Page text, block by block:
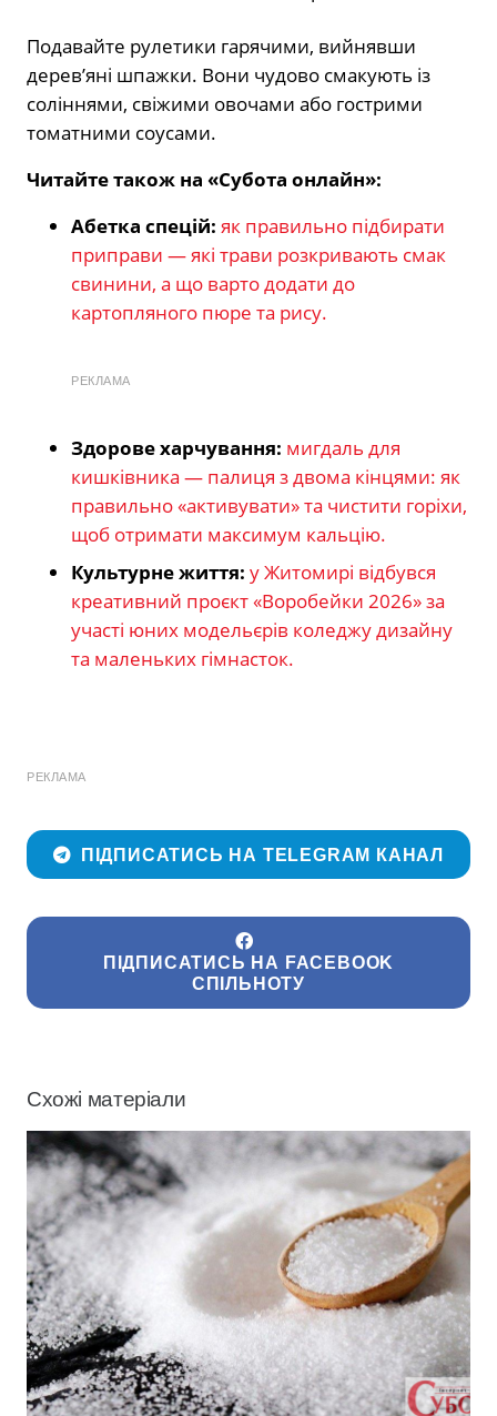
Подавайте рулетики гарячими, вийнявши
дерев’яні шпажки. Вони чудово смакують із
соліннями, свіжими овочами або гострими
томатними соусами.
Читайте також на «Субота онлайн»:
Абетка спецій: як правильно підбирати
приправи — які трави розкривають смак
свинини, а що варто додати до
картопляного пюре та рису.
РЕКЛАМА
Здорове харчування: мигдаль для
кишківника — палиця з двома кінцями: як
правильно «активувати» та чистити горіхи,
щоб отримати максимум кальцію.
Культурне життя: у Житомирі відбувся
креативний проєкт «Воробейки 2026» за
участі юних модельєрів коледжу дизайну
та маленьких гімнасток.
РЕКЛАМА
ПІДПИСАТИСЬ НА TELEGRAM КАНАЛ
ПІДПИСАТИСЬ НА FACEBOOK
СПІЛЬНОТУ
Схожі матеріали